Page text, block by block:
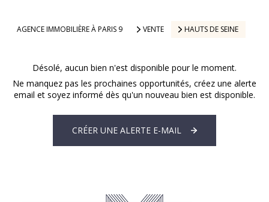
AGENCE IMMOBILIÈRE À PARIS 9 VENTE HAUTS DE SEINE
Désolé, aucun bien n'est disponible pour le moment.
Ne manquez pas les prochaines opportunités, créez une alerte
email et soyez informé dès qu'un nouveau bien est disponible.
CRÉER UNE ALERTE E-MAIL